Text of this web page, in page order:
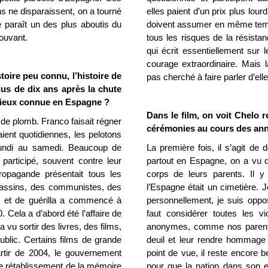
ne disparaissent, on a tourné
paraît un des plus aboutis du
peu connu, l’histoire de
de dix ans après la chute
connue en Espagne ?
plomb. Franco faisait régner
quotidiennes, les pelotons
au samedi. Beaucoup de
souvent contre leur
présentait tous les
des communistes, des
et de guérilla a commencé à
a d’abord été l’affaire de
vu sortir des livres, des films,
Certains films de grande
de 2004, le gouvernement
elles paient d’un prix plus
doivent assumer en même
tous les risques de la
qui écrit essentiellement sur
courage extraordinaire. Mais
pas cherché à faire parler
Dans le film, on voit Chelo
cérémonies au cours des
La première fois, il s’agit de
partout en Espagne, on a vu
corps de leurs parents. Il y
l’Espagne était un
personnellement, je suis
faut considérer toutes les
anonymes, comme nos
deuil et leur rendre
point de vue, il reste encore